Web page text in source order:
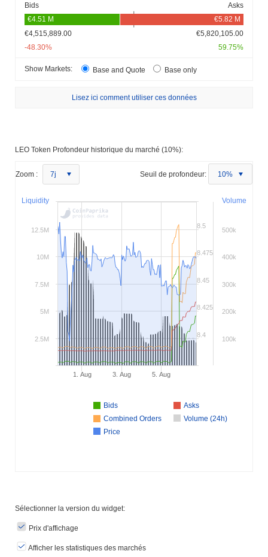
Bids Asks
€4,515,889.00
€5,820,105.00
-48.30%
59.75%
Show Markets: Base and Quote Base only
Lisez ici comment utiliser ces données
LEO Token Profondeur historique du marché (10%):
Zoom : 7j Seuil de profondeur: 10%
Volume
Liquidity
Bids
Asks
Combined Orders
Volume (24h)
Price
1. Aug 3. Aug 5. Aug
8.4
8.425
8.45
8.475
8.5
100k
200k
300k
400k
500k
2.5M
5M
7.5M
10M
12.5M
Sélectionner la version du widget:
Prix ​​d'affichage
Afficher les statistiques des marchés